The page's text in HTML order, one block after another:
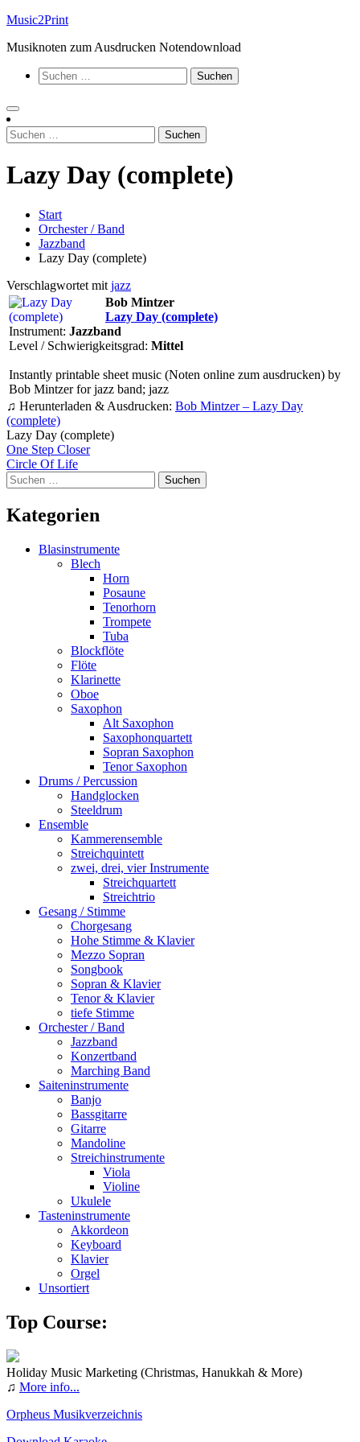
Zum
springen
Music2Print
Musiknoten zum Ausdrucken Notendownload
Suchen
nach:
Suchen
nach:
Lazy Day (complete)
Start
Orchester / Band
Jazzband
Lazy Day (complete)
Verschlagwortet mit jazz
Bob Mintzer
Lazy Day (complete)
Instrument: Jazzband
Level / Schwierigkeitsgrad: Mittel
Instantly printable sheet music (Noten online zum ausdrucken) by
Bob Mintzer for jazz band; jazz
♫ Herunterladen & Ausdrucken: Bob Mintzer – Lazy Day
(complete)
Lazy Day (complete)
Beitragsnavigation
One Step Closer
Circle Of Life
Suchen
nach:
Kategorien
Blasinstrumente
Blech
Horn
Posaune
Tenorhorn
Trompete
Tuba
Blockflöte
Flöte
Klarinette
Oboe
Saxophon
Alt Saxophon
Saxophonquartett
Sopran Saxophon
Tenor Saxophon
Drums / Percussion
Handglocken
Steeldrum
Ensemble
Kammerensemble
Streichquintett
zwei, drei, vier Instrumente
Streichquartett
Streichtrio
Gesang / Stimme
Chorgesang
Hohe Stimme & Klavier
Mezzo Sopran
Songbook
Sopran & Klavier
Tenor & Klavier
tiefe Stimme
Orchester / Band
Jazzband
Konzertband
Marching Band
Saiteninstrumente
Banjo
Bassgitarre
Gitarre
Mandoline
Streichinstrumente
Viola
Violine
Ukulele
Tasteninstrumente
Akkordeon
Keyboard
Klavier
Orgel
Unsortiert
Top Course:
Holiday Music Marketing (Christmas, Hanukkah & More)
♫ More info...
Orpheus Musikverzeichnis